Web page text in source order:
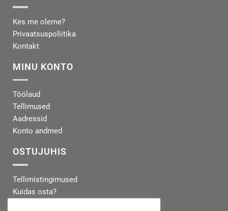
Kes me oleme?
Privaatsuspoliitika
Kontakt
MINU KONTO
Töölaud
Tellimused
Aadressid
Konto andmed
OSTUJUHIS
Tellimistingimused
Kuidas osta?